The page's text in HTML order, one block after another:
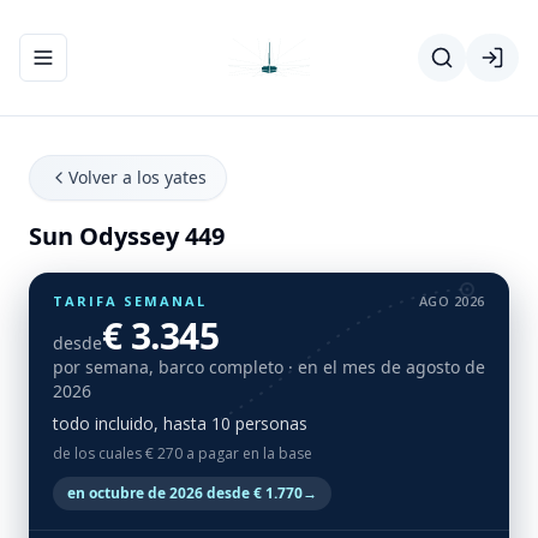
Abrir/cerrar el menú de navegación
Volver a los yates
Sun Odyssey 449
TARIFA SEMANAL AGO 2026
desde€ 3.345
por semana, barco completo · en el mes de agosto de
2026
todo incluido, hasta 10 personas
de los cuales € 270 a pagar en la base
en octubre de 2026 desde € 1.770→